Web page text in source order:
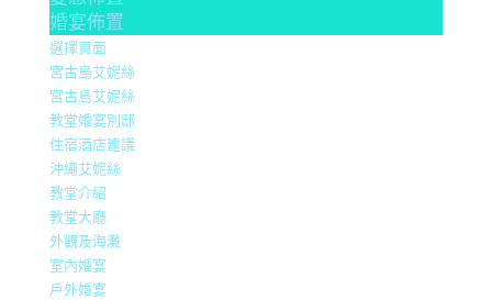
婚宴佈置
選擇頁面
宮古島艾妮絲
宮古島艾妮絲
教堂婚宴別邸
住宿酒店建議
沖繩艾妮絲
教堂介紹
教堂大廳
外觀及海灘
室內婚宴
戶外婚宴